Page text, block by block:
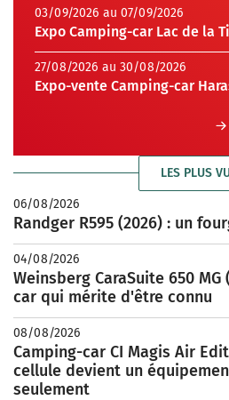
03/09/2026 au 07/09/2026
Expo Camping-car Lac de la
27/08/2026 au 30/08/2026
Expo-vente Camping-car
LES PLUS
06/08/2026
Randger R595 (2026) : un
04/08/2026
Weinsberg CaraSuite 650
car qui mérite d'être connu
08/08/2026
Camping-car CI Magis Air
cellule devient un
seulement